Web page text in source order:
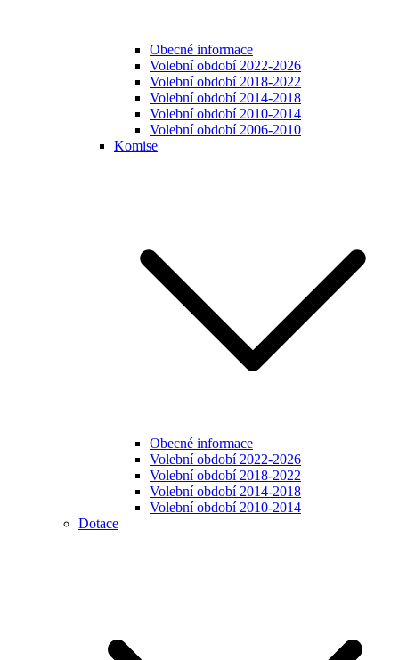
Obecné informace
Volební období 2022-2026
Volební období 2018-2022
Volební období 2014-2018
Volební období 2010-2014
Volební období 2006-2010
Komise
Obecné informace
Volební období 2022-2026
Volební období 2018-2022
Volební období 2014-2018
Volební období 2010-2014
Dotace